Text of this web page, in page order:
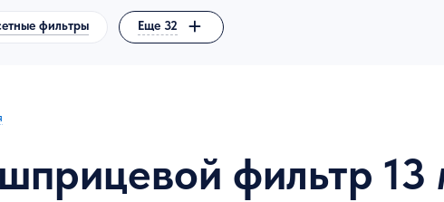
фильтры Еще 32
фильтр